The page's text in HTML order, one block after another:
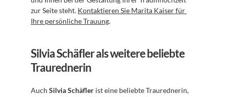
zur Seite steht. Kontaktieren Sie Marita Kaiser für
Ihre persönliche Trauung.
Silvia Schäfler als weitere beliebte
Traurednerin
Auch Silvia Schäfler ist eine beliebte Traurednerin,